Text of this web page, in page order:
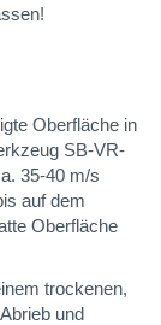
Oberfläche in
SB-VR-
35-40 m/s
auf dem
Oberfläche
trockenen,
und